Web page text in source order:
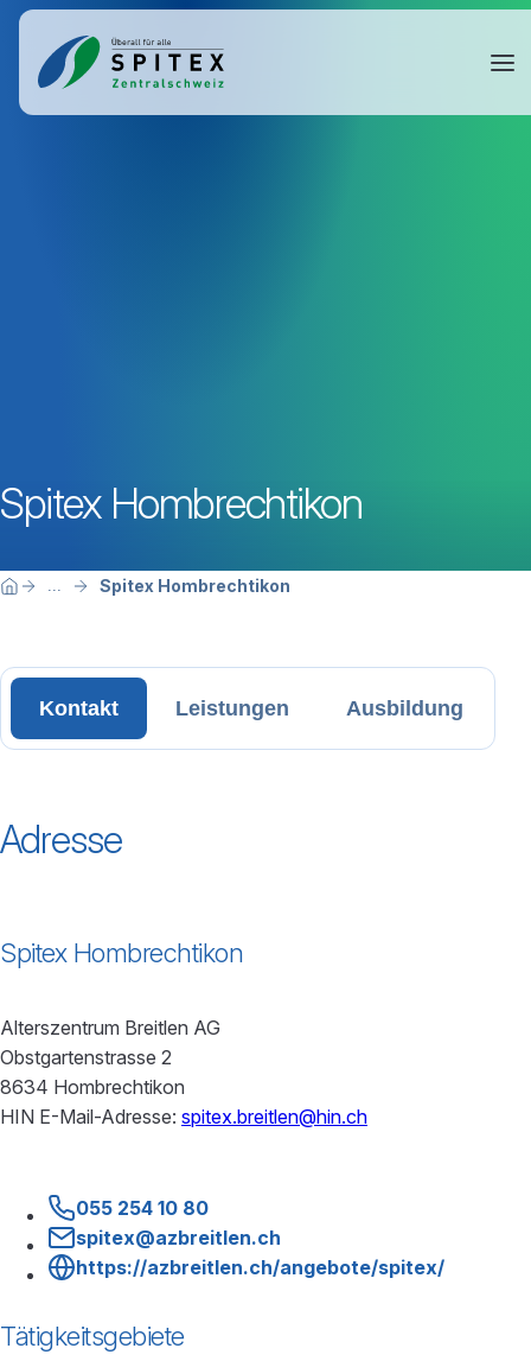
Spitex Hombrechtikon
Breadcrumbnavigation
Sie befinden sich hier:
Home ... Spitex Hombrechtikon
Kontakt Leistungen Ausbildung
Adresse
Spitex Hombrechtikon
Alterszentrum Breitlen AG
Obstgartenstrasse 2
8634 Hombrechtikon
HIN E-Mail-Adresse: spitex.breitlen@hin.ch
055 254 10 80
spitex@azbreitlen.ch
https://azbreitlen.ch/angebote/spitex/
Tätigkeitsgebiete